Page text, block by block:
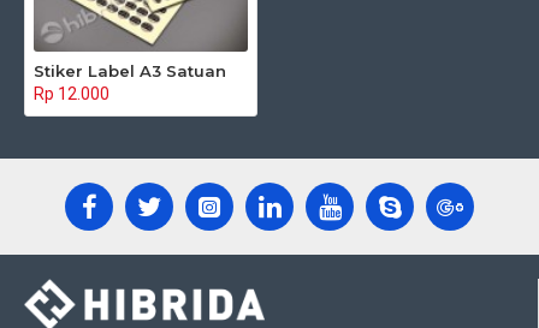
Stiker Label A3 Satuan
Rp 12.000